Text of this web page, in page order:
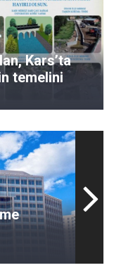
Kars’ta
temelini